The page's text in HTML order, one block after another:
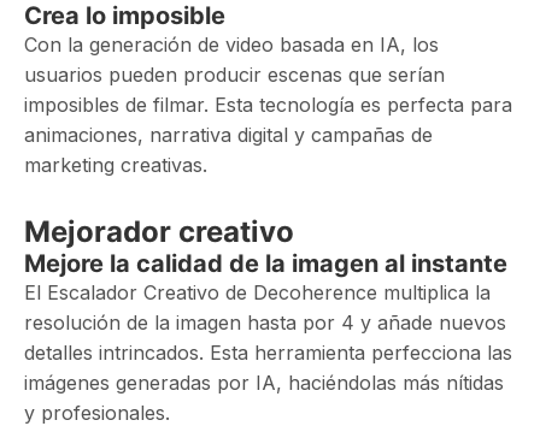
Crea lo imposible
Con la generación de video basada en IA, los
usuarios pueden producir escenas que serían
imposibles de filmar. Esta tecnología es perfecta para
animaciones, narrativa digital y campañas de
marketing creativas.
Mejorador creativo
Mejore la calidad de la imagen al instante
El Escalador Creativo de Decoherence multiplica la
resolución de la imagen hasta por 4 y añade nuevos
detalles intrincados. Esta herramienta perfecciona las
imágenes generadas por IA, haciéndolas más nítidas
y profesionales.